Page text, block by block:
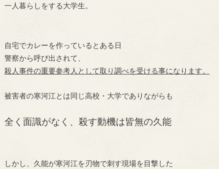
一人暮らしをする大学生。
自宅でカレーを作っているとある日
警察から呼び出されて、
殺人事件の重要参考人として取り調べを受ける事になります。
被害者の寒河江とは同じ高校・大学でありながらも
全く面識がなく、殺す動機は皆無の久能
しかし、久能が寒河江を刃物で刺す現場を目撃した